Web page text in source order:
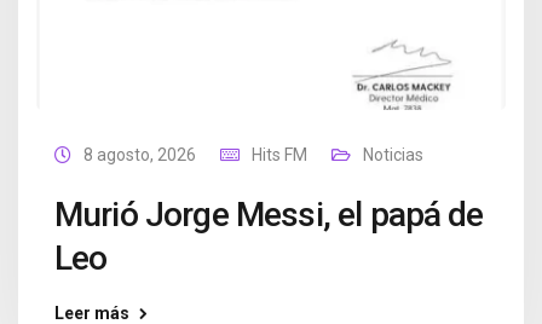
8 agosto, 2026 Hits FM Noticias
Murió Jorge Messi, el papá de
Leo
Leer más